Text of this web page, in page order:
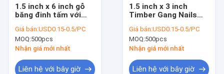
1.5 inch x 6 inch gỗ
băng đinh tấm với
cho thợ mộc
Giá bán:USD0.15-0.5/PC
MOQ:500pcs
Nhận giá mới nhất
Liên hệ với bây giờ
1.5 inch x 3 inch
Timber Gang Nails
xây dựng giải pháp
Giá bán:USD0.15-0.5/PC
MOQ:500pcs
Nhận giá mới nhất
Liên hệ với bây giờ